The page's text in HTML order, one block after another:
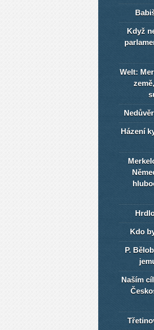
Když
Welt:
Házení
Kdo
P.
Naším